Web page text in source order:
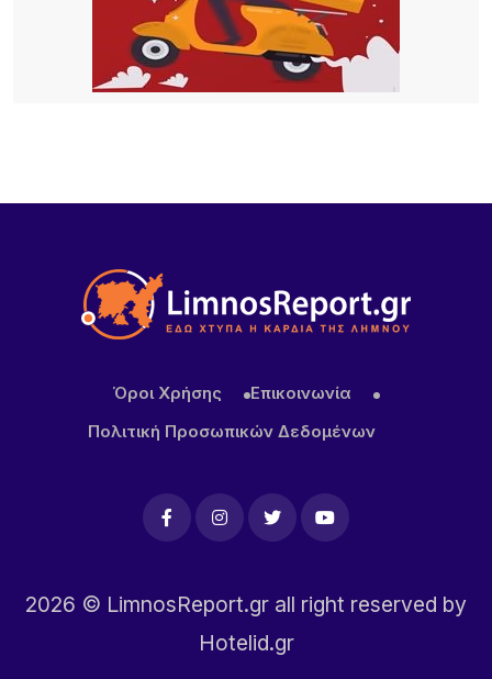
23 ΏΡΕΣ ΠΡΙΝ
Αποκαθίσταται σταδιακά η υδροδότηση στο
Όροι Χρήσης
Επικοινωνία
Πολιτική Προσωπικών Δεδομένων
2026 © LimnosReport.gr all right reserved by
Hotelid.gr